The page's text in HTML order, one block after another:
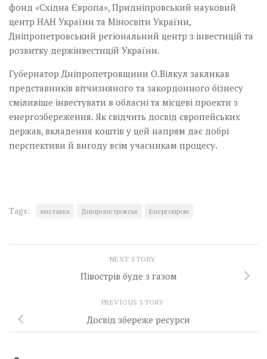
фонд «Східна Європа», Придніпровський науковий
центр НАН України та Міносвіти України,
Дніпропетровський регіональний центр з інвестицій та
розвитку держінвестицій України.
Губернатор Дніпропетровщини О.Вілкул закликав
представників вітчизняного та закордонного бізнесу
сміливіше інвестувати в обласні та місцеві проекти з
енерго­збереження. Як свідчить досвід європейських
держав, вкладення коштів у цей напрям дає добрі
перспективи й вигоду всім учасникам процесу.
Tags: виставка Дніпропетровськ Енергопром
NEXT STORY
Півострів буде з газом
PREVIOUS STORY
Досвід збереже ресурси